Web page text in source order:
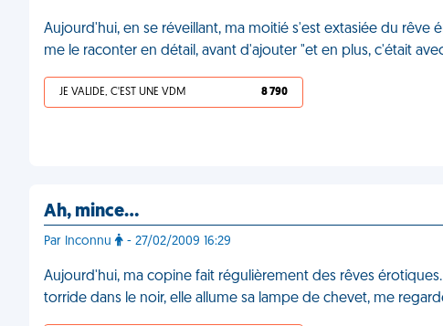
Aujourd'hui, en se réveillant, ma moitié s'est extasiée du
me le raconter en détail, avant d'ajouter "et en plus, c'était
JE VALIDE, C'EST UNE VDM 8 790
Ah, mince…
Par Inconnu - 27/02/2009 16:29
Aujourd'hui, ma copine fait régulièrement des rêves
torride dans le noir, elle allume sa lampe de chevet, me